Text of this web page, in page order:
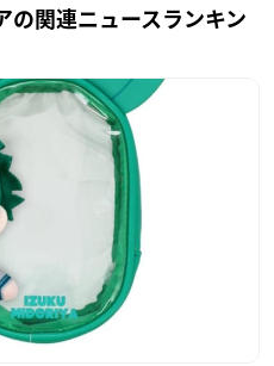
の関連ニュースランキン